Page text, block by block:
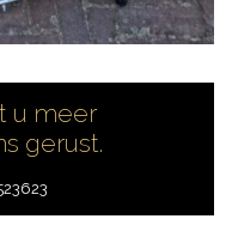
u meer
gerust.